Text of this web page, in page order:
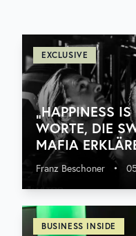
EXCLUSIVE
„HAPPINESS
WORTE, DIE
MAFIA
Franz Beschoner •
BUSINESS INSIDE